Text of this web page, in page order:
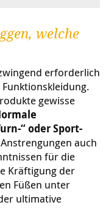
welche
erforderlich
gewisse
“ oder Sport-
auch
für die
Kräftigung der
Füßen unter
ultimative